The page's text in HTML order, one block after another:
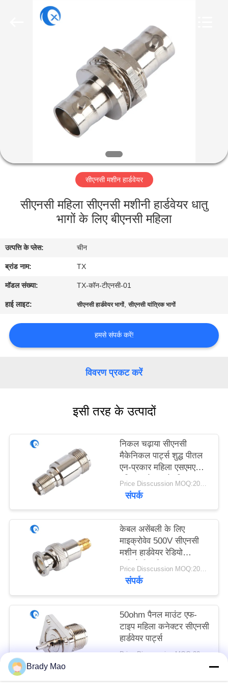
में
भ्रमण
नियंत्रण
संपर्क
करें
समाचार
साइटमैप
PRIVACY
POLICY
सीएनसी मशीन हार्डवेयर
सीएनसी महिला सीएनसी मशीनी हार्डवेयर धातु
भागों के लिए बीएनसी महिला
उत्पत्ति के प्लेस: चीन
ब्रांड नाम: TX
मॉडल संख्या: TX-कॉन-टीएनसी-01
हाई लाइट: सीएनसी हार्डवेयर भागों,सीएनसी यांत्रिक भागों
हमसे संपर्क करें!
विवरण प्रकट करें
इसी तरह के उत्पादों
निकल चढ़ाया सीएनसी
मैकेनिकल पार्ट्स शुद्ध पीतल
एन-प्रकार महिला एसएमए
महिला कनेक्टर के लिए
Price Disscussion MOQ:200pcs
संपर्क
केबल असेंबली के लिए
माइक्रोवेव 500V सीएनसी
मशीन हार्डवेयर रेडियो
फ्रीक्वेंसी कनेक्टर
Price Disscussion MOQ:200pcs
संपर्क
50ohm पैनल माउंट एफ-
टाइप महिला कनेक्टर सीएनसी
हार्डवेयर पार्ट्स
Price Disscussion MOQ:200pcs
Brady Mao